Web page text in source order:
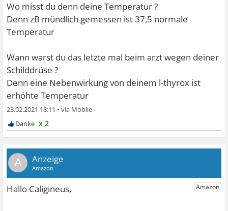
Wo misst du denn deine Temperatur ?
Denn zB mündlich gemessen ist 37,5 normale
Temperatur
Wann warst du das letzte mal beim arzt wegen deiner
Schilddrüse ?
Denn eine Nebenwirkung von deinem l-thyrox ist
erhöhte Temperatur
23.02.2021 18:11 •
x 2
A